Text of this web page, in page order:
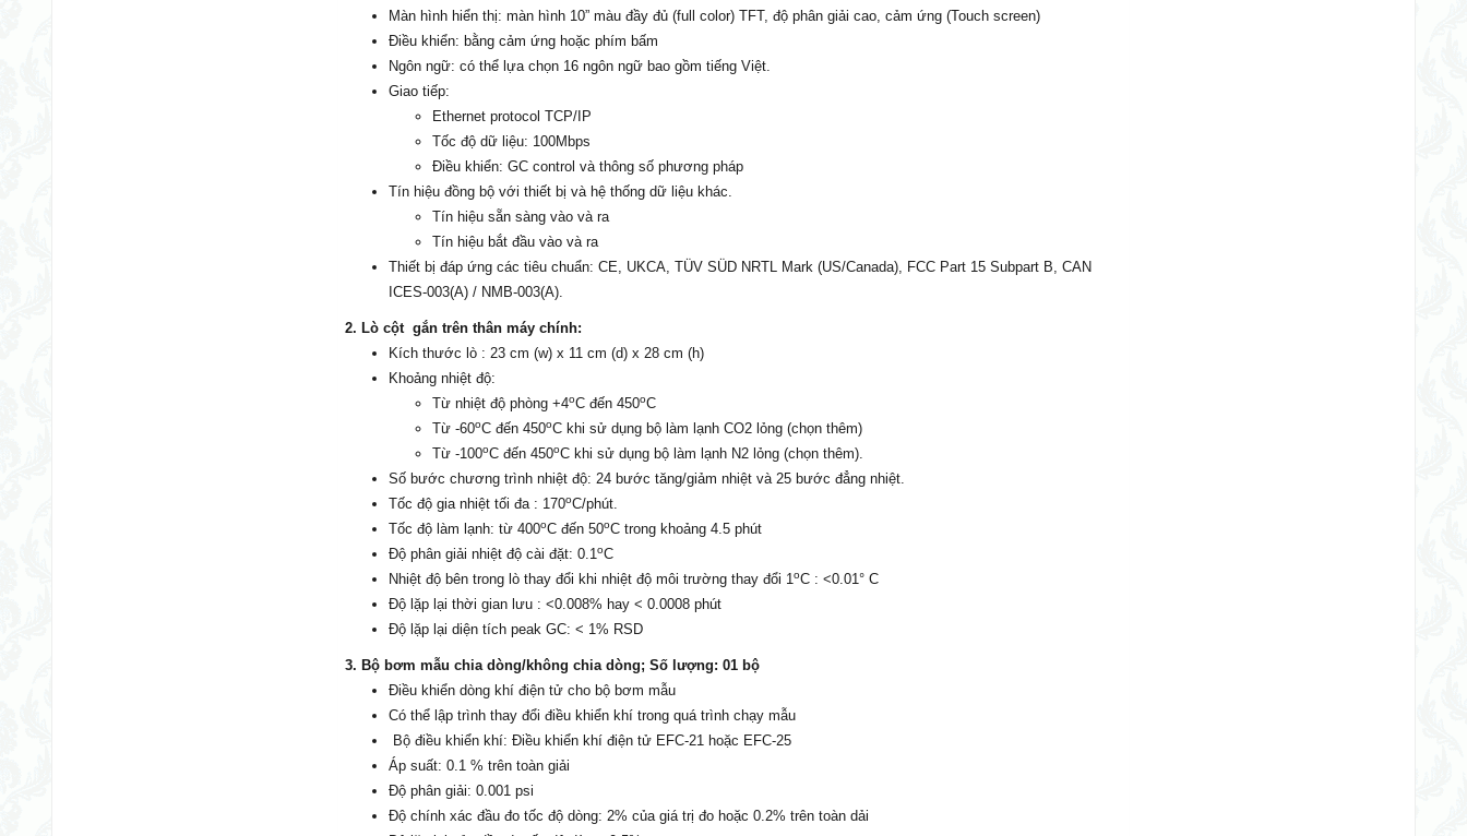
Màn hình hiển thị: màn hình 10” màu đầy đủ (full color) TFT, độ phân giải cao, cảm ứng (Touch screen)
Điều khiển: bằng cảm ứng hoặc phím bấm
Ngôn ngữ: có thể lựa chọn 16 ngôn ngữ bao gồm tiếng Việt.
Giao tiếp:
Ethernet protocol TCP/IP
Tốc độ dữ liệu: 100Mbps
Điều khiển: GC control và thông số phương pháp
Tín hiệu đồng bộ với thiết bị và hệ thống dữ liệu khác.
Tín hiệu sẵn sàng vào và ra
Tín hiệu bắt đầu vào và ra
Thiết bị đáp ứng các tiêu chuẩn: CE, UKCA, TÜV SÜD NRTL Mark (US/Canada), FCC Part 15 Subpart B, CAN
ICES-003(A) / NMB-003(A).
2. Lò cột gắn trên thân máy chính:
Kích thước lò : 23 cm (w) x 11 cm (d) x 28 cm (h)
Khoảng nhiệt độ:
Từ nhiệt độ phòng +4oC đến 450oC
Từ -60oC đến 450oC khi sử dụng bộ làm lạnh CO2 lỏng (chọn thêm)
Từ -100oC đến 450oC khi sử dụng bộ làm lạnh N2 lỏng (chọn thêm).
Số bước chương trình nhiệt độ: 24 bước tăng/giảm nhiệt và 25 bước đẳng nhiệt.
Tốc độ gia nhiệt tối đa : 170oC/phút.
Tốc độ làm lạnh: từ 400oC đến 50oC trong khoảng 4.5 phút
Độ phân giải nhiệt độ cài đặt: 0.1oC
Nhiệt độ bên trong lò thay đổi khi nhiệt độ môi trường thay đổi 1oC : <0.01° C
Độ lặp lại thời gian lưu : <0.008% hay < 0.0008 phút
Độ lặp lại diện tích peak GC: < 1% RSD
3. Bộ bơm mẫu chia dòng/không chia dòng; Số lượng: 01 bộ
Điều khiển dòng khí điện tử cho bộ bơm mẫu
Có thể lập trình thay đổi điều khiển khí trong quá trình chạy mẫu
Bộ điều khiển khí: Điều khiển khí điện tử EFC-21 hoặc EFC-25
Áp suất: 0.1 % trên toàn giải
Độ phân giải: 0.001 psi
Độ chính xác đầu đo tốc độ dòng: 2% của giá trị đo hoặc 0.2% trên toàn dải